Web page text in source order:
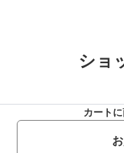
ショ
カート